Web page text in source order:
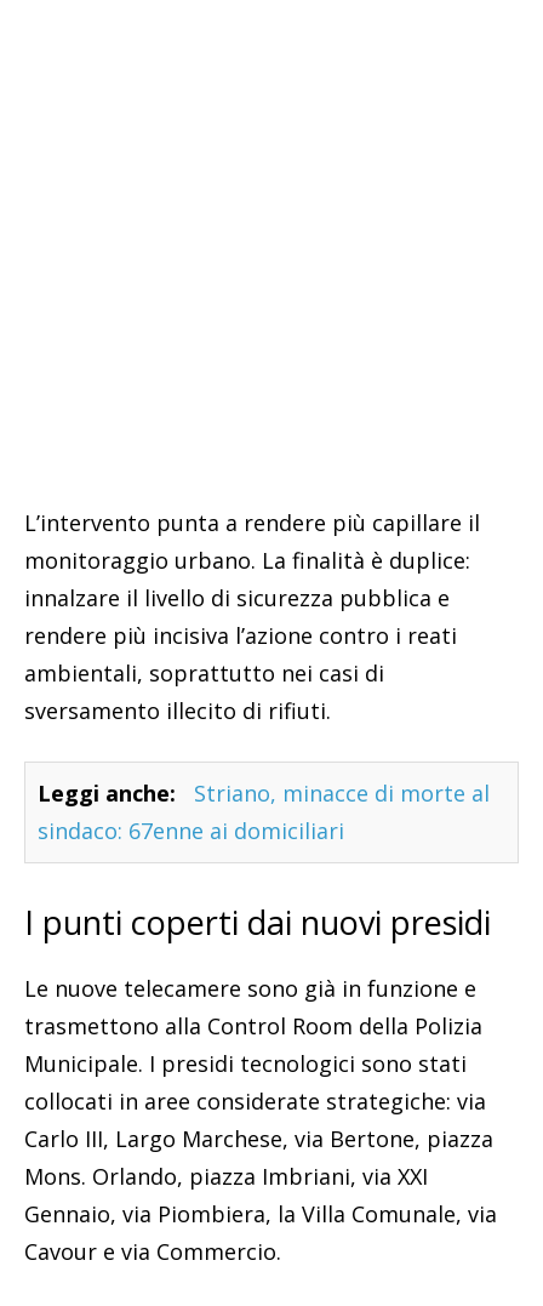
L’intervento punta a rendere più capillare il
monitoraggio urbano. La finalità è duplice:
innalzare il livello di sicurezza pubblica e
rendere più incisiva l’azione contro i reati
ambientali, soprattutto nei casi di
sversamento illecito di rifiuti.
Leggi anche:
Striano, minacce di morte al
sindaco: 67enne ai domiciliari
I punti coperti dai nuovi presidi
Le nuove telecamere sono già in funzione e
trasmettono alla Control Room della Polizia
Municipale. I presidi tecnologici sono stati
collocati in aree considerate strategiche: via
Carlo III, Largo Marchese, via Bertone, piazza
Mons. Orlando, piazza Imbriani, via XXI
Gennaio, via Piombiera, la Villa Comunale, via
Cavour e via Commercio.